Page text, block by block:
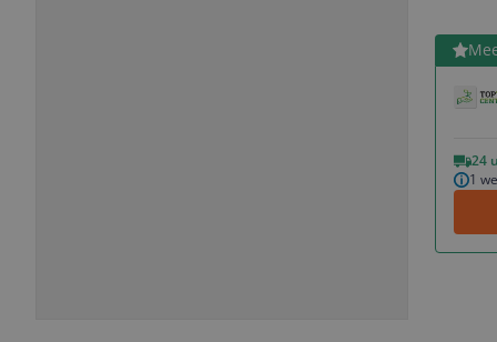
24
1
Bekijk